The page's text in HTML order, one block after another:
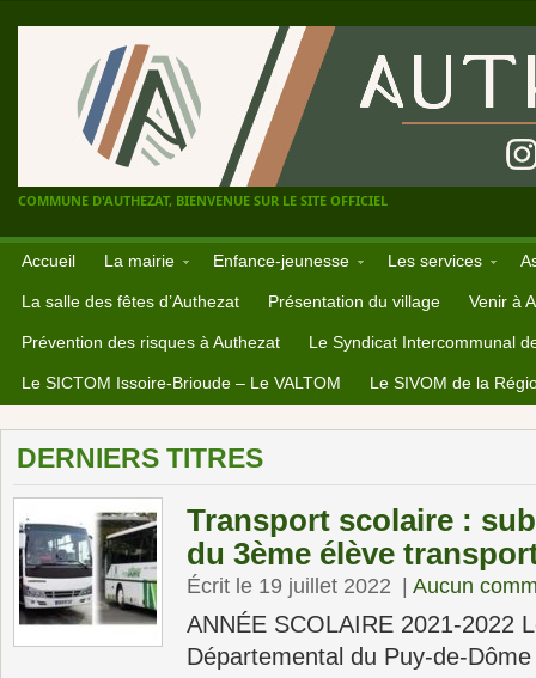
COMMUNE D'AUTHEZAT, BIENVENUE SUR LE SITE OFFICIEL
Accueil La mairie Enfance-jeunesse Les services
La salle des fêtes d’Authezat Présentation du village Venir à
Prévention des risques à Authezat Le Syndicat Intercommunal
Le SICTOM Issoire-Brioude – Le VALTOM Le SIVOM de la
DERNIERS TITRES
Transport scolaire :
du 3ème élève
Écrit le 19 juillet 2022 Aucun
ANNÉE SCOLAIRE 2021-2022
Départemental du Puy-de-